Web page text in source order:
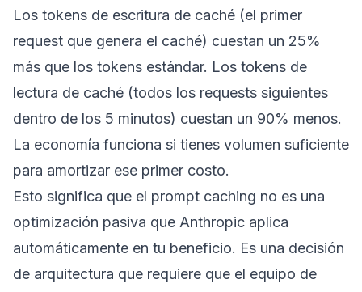
Los tokens de escritura de caché (el primer
request que genera el caché) cuestan un 25%
más que los tokens estándar. Los tokens de
lectura de caché (todos los requests siguientes
dentro de los 5 minutos) cuestan un 90% menos.
La economía funciona si tienes volumen suficiente
para amortizar ese primer costo.
Esto significa que el prompt caching no es una
optimización pasiva que Anthropic aplica
automáticamente en tu beneficio. Es una decisión
de arquitectura que requiere que el equipo de